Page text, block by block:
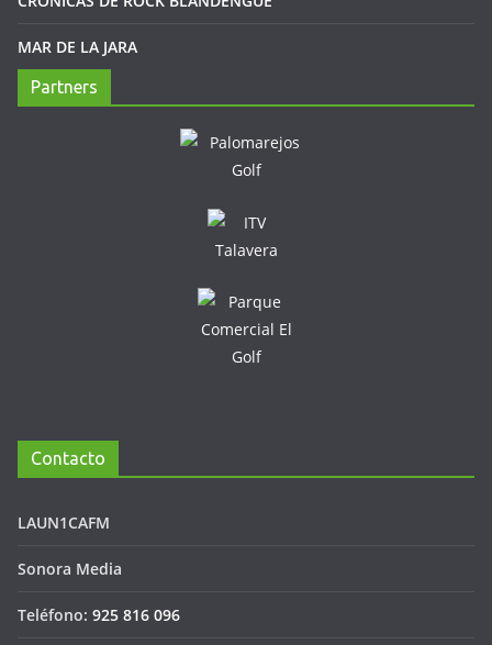
MAR DE LA JARA
Partners
Contacto
LAUN1CAFM
Sonora Media
Teléfono: 925 816 096